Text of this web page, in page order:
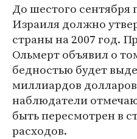
До шестого сентября
Израиля должно
страны на 2007 год.
Ольмерт объявил о
бедностью будет
миллиардов
наблюдатели
быть пересмотрен в
расходов.